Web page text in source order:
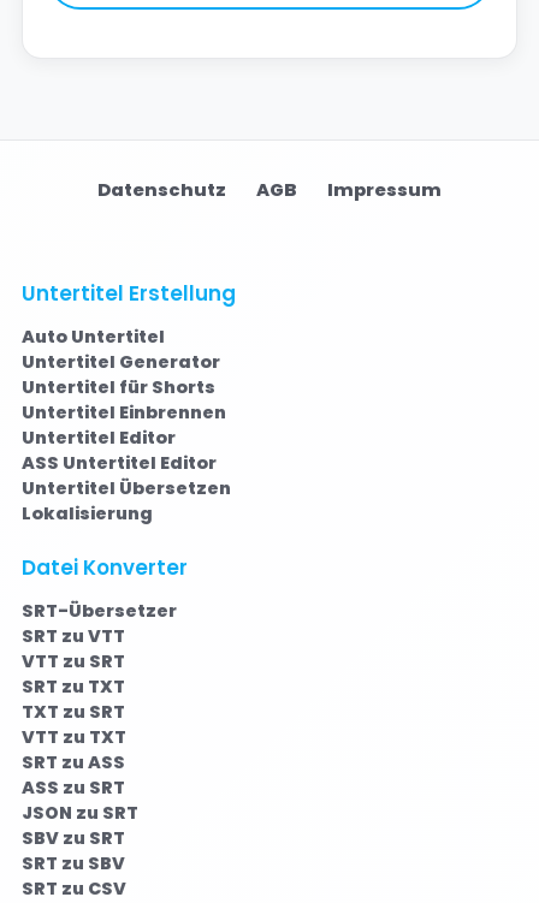
Datenschutz AGB Impressum
Untertitel Erstellung
Auto Untertitel
Untertitel Generator
Untertitel für Shorts
Untertitel Einbrennen
Untertitel Editor
ASS Untertitel Editor
Untertitel Übersetzen
Lokalisierung
Datei Konverter
SRT-Übersetzer
SRT zu VTT
VTT zu SRT
SRT zu TXT
TXT zu SRT
VTT zu TXT
SRT zu ASS
ASS zu SRT
JSON zu SRT
SBV zu SRT
SRT zu SBV
SRT zu CSV